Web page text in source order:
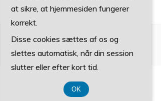
at sikre, at hjemmesiden fungerer
korrekt.
Disse cookies sættes af os og
slettes automatisk, når din session
slutter eller efter kort tid.
OK